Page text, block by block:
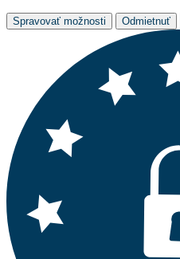
Spravovať možnosti Odmietnuť